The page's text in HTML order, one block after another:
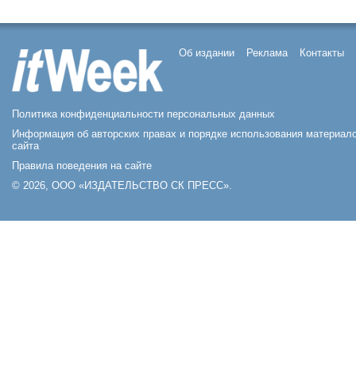
Об издании Реклама Контакты
Политика конфиденциальности персональных данных
Информация об авторских правах и порядке использования
сайта
Правила поведения на сайте
© 2026, ООО «ИЗДАТЕЛЬСТВО СК ПРЕСС».